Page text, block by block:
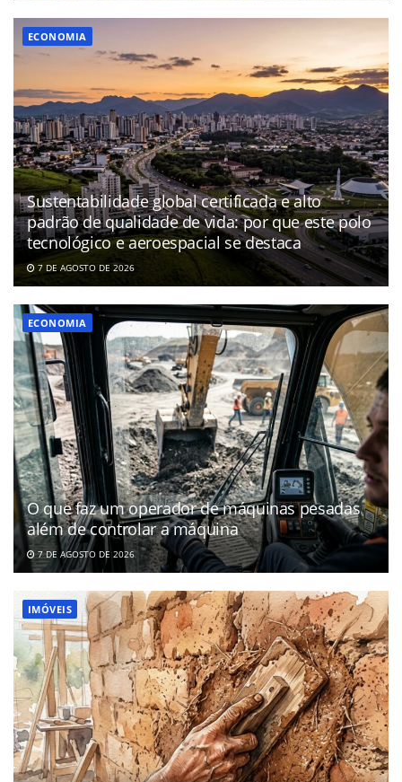
ECONOMIA
Sustentabilidade global certificada e alto
padrão de qualidade de vida: por que este polo
tecnológico e aeroespacial se destaca
7 DE AGOSTO DE 2026
ECONOMIA
O que faz um operador de máquinas pesadas
além de controlar a máquina
7 DE AGOSTO DE 2026
IMÓVEIS